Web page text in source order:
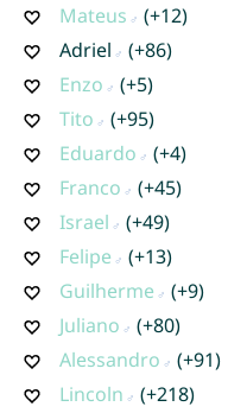
Mateus
(+12)
Adriel
(+86)
Enzo
(+5)
Tito
(+95)
Eduardo
(+4)
Franco
(+45)
Israel
(+49)
Felipe
(+13)
Guilherme
(+9)
Juliano
(+80)
Alessandro
(+91)
Lincoln
(+218)